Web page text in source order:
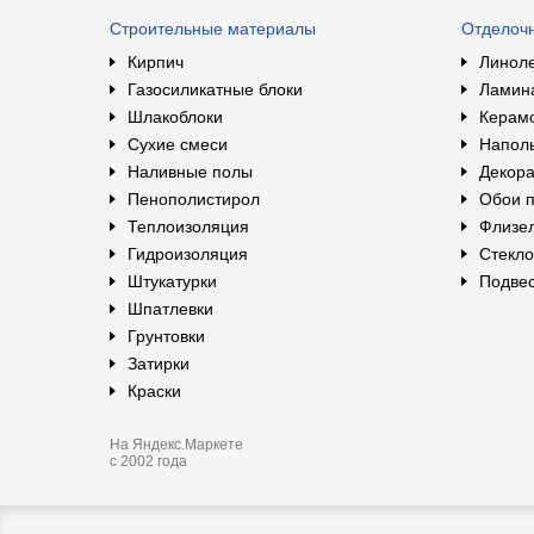
Строительные материалы
Кирпич
Газосиликатные блоки
Шлакоблоки
Сухие смеси
Наливные полы
Пенополистирол
Теплоизоляция
Гидроизоляция
Штукатурки
Шпатлевки
Грунтовки
Затирки
Краски
На Яндекс.Маркете
с 2002 года
Обои